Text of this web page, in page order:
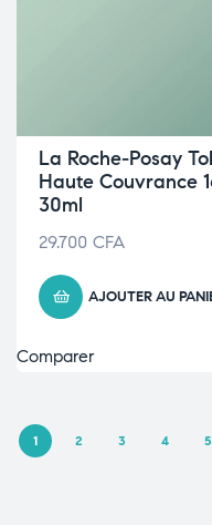
La Roche-Posay
Haute Couvrance
30ml
29.700 CFA
AJOUTER AU
Comparer
1 2 3 4 5